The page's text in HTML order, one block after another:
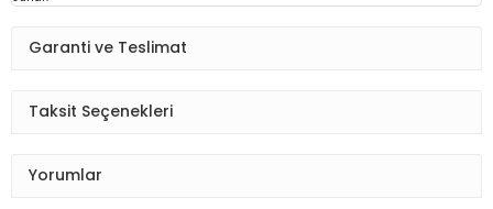
Garanti ve Teslimat
Taksit Seçenekleri
Yorumlar